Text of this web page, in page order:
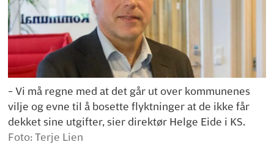
– Vi må regne med at det går ut over kommunenes
vilje og evne til å bosette flyktninger at de ikke får
dekket sine utgifter, sier direktør Helge Eide i KS.
Foto: Terje Lien